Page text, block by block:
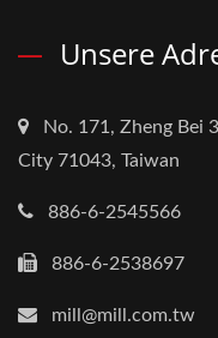
Unsere
No. 171, Zheng Bei
City 71043, Taiwan
886-6-2545566
886-6-2538697
mill@mill.com.tw